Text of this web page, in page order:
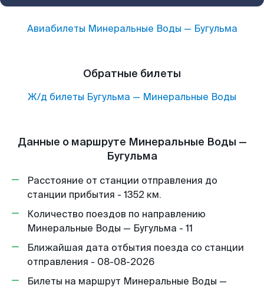
Авиабилеты Минеральные Воды — Бугульма
Обратные билеты
Ж/д билеты Бугульма — Минеральные Воды
Данные о маршруте Минеральные Воды —
Бугульма
Расстояние от станции отправления до
станции прибытия - 1352 км.
Количество поездов по направлению
Минеральные Воды — Бугульма - 11
Ближайшая дата отбытия поезда со станции
отправления - 08-08-2026
Билеты на маршрут Минеральные Воды —